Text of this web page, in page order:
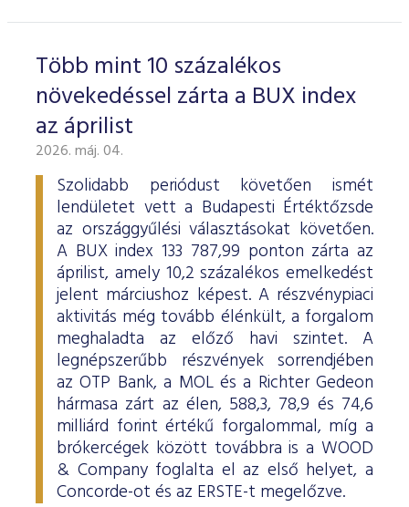
Több mint 10 százalékos
növekedéssel zárta a BUX index
az áprilist
2026. máj. 04.
Szolidabb periódust követően ismét
lendületet vett a Budapesti Értéktőzsde
az országgyűlési választásokat követően.
A BUX index 133 787,99 ponton zárta az
áprilist, amely 10,2 százalékos emelkedést
jelent márciushoz képest. A részvénypiaci
aktivitás még tovább élénkült, a forgalom
meghaladta az előző havi szintet. A
legnépszerűbb részvények sorrendjében
az OTP Bank, a MOL és a Richter Gedeon
hármasa zárt az élen, 588,3, 78,9 és 74,6
milliárd forint értékű forgalommal, míg a
brókercégek között továbbra is a WOOD
& Company foglalta el az első helyet, a
Concorde-ot és az ERSTE-t megelőzve.